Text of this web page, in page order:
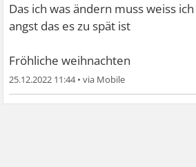
Das ich was ändern muss weiss
angst das es zu spät ist
Fröhliche weihnachten
25.12.2022 11:44•